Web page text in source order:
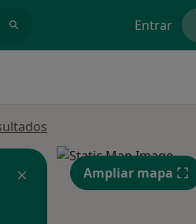
Entrar
Ampliar mapa